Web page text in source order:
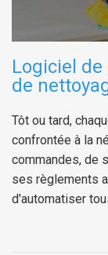
Logiciel
de
Tôt ou tard,
confrontée à la
commandes, de
ses règlements
d'automatiser